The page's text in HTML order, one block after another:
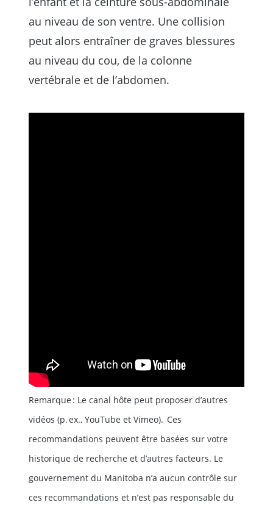
au niveau de son ventre. Une collision
peut alors entraîner de graves blessures
au niveau du cou, de la colonne
vertébrale et de l’abdomen.
Remarque : Le canal hôte peut proposer d’autres
vidéos (p. ex., YouTube et Vimeo). Ces
recommandations peuvent être basées sur votre
historique de recherche et d’autres facteurs. Le
gouvernement du Manitoba n’a aucun contrôle sur
ces recommandations et n’est pas responsable du